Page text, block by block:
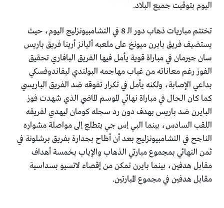
اليوم بتوقيت جميع البلاد.
تختتم مباريات ذهاب دور الـ 8 في التشامبيونزليج اليوم، حيث
يستضيف فريق بايرن ميونخ على ملعبه أليانز أرينا فريق باريس
سان جيرمان في مباراة قوية يأمل فيها الفريق البافاري تحقيق
الفوز رغم معاناته من غياب مهاجمه البولندي ليفاندوفسكي
بداعي الإصابة، ولكنه يأمل في تكرار تفوقه ضد الفريق الباريسي
كما كان الحال في مباراة نهائي الموسم الماضي الذي شهدت فوز
البايرن ضد باريس بهدف دون رد سجله كومان ليهدي لفريقه
اللقب السادس، بينما البي إس جي يتطلع إلى مواصلة مشواره
الناجح في التشامبيونزليج بعد أن أطاح بجدارة بفريق برشلونة في
ثمن النهائي بمجموع مبارتي الذهاب والإياب بخمسة أهداف
مقابل هدفين، بينما بايرن تمكن من إقصاء لاتسيو بسداسية
مقابل هدفين في مجموع المبارتين.